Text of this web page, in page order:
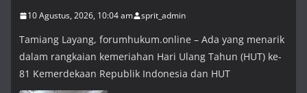
10 Agustus, 2026, 10:04 am sprit_admin
Tamiang Layang, forumhukum.online – Ada yang menarik
dalam rangkaian kemeriahan Hari Ulang Tahun (HUT) ke-
81 Kemerdekaan Republik Indonesia dan HUT